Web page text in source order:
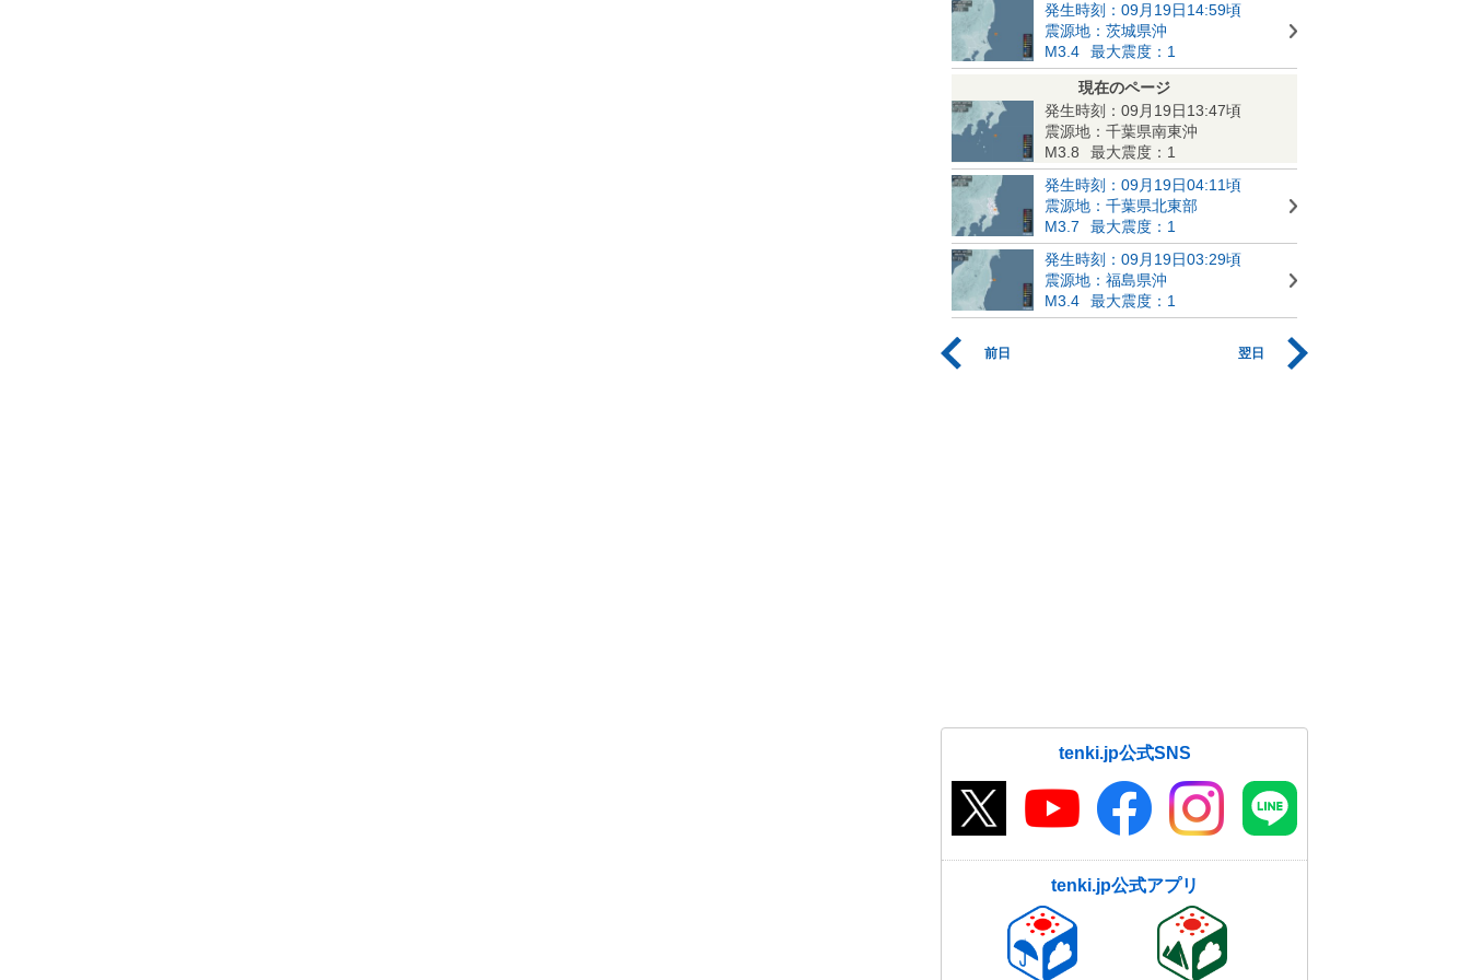
発生時刻：09月19日14:59頃
震源地：茨城県沖
M3.4
最大震度：1
現在のページ
発生時刻：09月19日13:47頃
震源地：千葉県南東沖
M3.8
最大震度：1
発生時刻：09月19日04:11頃
震源地：千葉県北東部
M3.7
最大震度：1
発生時刻：09月19日03:29頃
震源地：福島県沖
M3.4
最大震度：1
前日 翌日
tenki.jp公式SNS
tenki.jp公式アプリ